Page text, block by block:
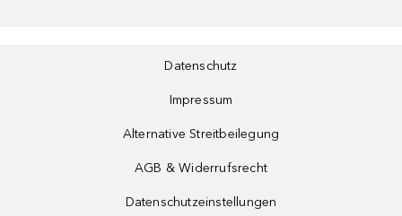
Datenschutz
Impressum
Alternative Streitbeilegung
AGB & Widerrufsrecht
Datenschutzeinstellungen